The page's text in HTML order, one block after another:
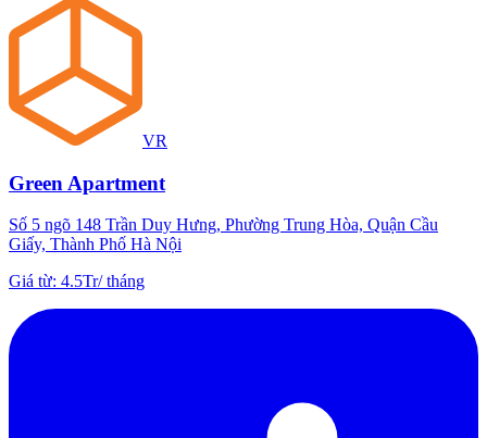
VR
Green Apartment
Số 5 ngõ 148 Trần Duy Hưng, Phường Trung Hòa, Quận Cầu
Giấy, Thành Phố Hà Nội
Giá từ: 4.5Tr/tháng